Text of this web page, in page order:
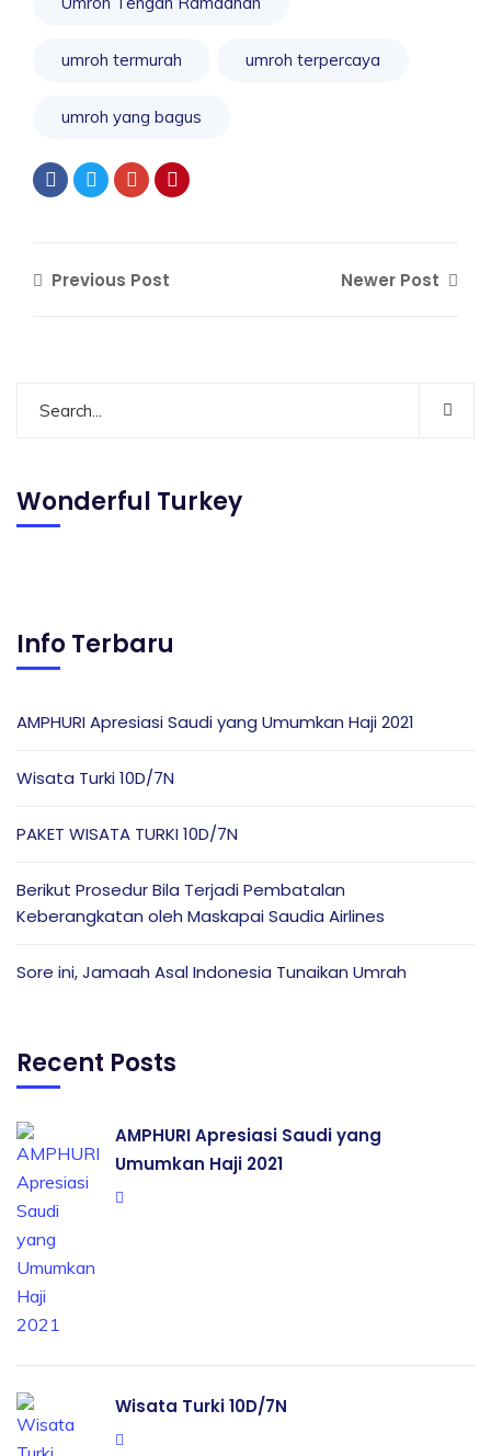
umroh termurah umroh terpercaya
umroh yang bagus
Previous Post Newer Post
Wonderful Turkey
Info Terbaru
AMPHURI Apresiasi Saudi yang Umumkan Haji 2021
Wisata Turki 10D/7N
PAKET WISATA TURKI 10D/7N
Berikut Prosedur Bila Terjadi Pembatalan
Keberangkatan oleh Maskapai Saudia Airlines
Sore ini, Jamaah Asal Indonesia Tunaikan Umrah
Recent Posts
AMPHURI Apresiasi Saudi yang
Umumkan Haji 2021
Wisata Turki 10D/7N